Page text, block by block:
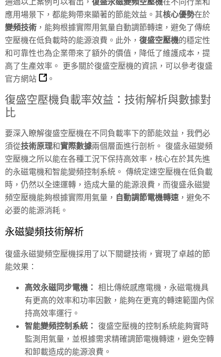
應用場景下，都能夠帶來顯著的節能效益。其核心優勢在於
變頻技術 ，能夠根據實際用氣量自動調節轉速，避免了傳統
空壓機在低負載時的能源浪費。此外， 復盛空壓機的穩定性
和可靠性也為企業帶來了額外的價值，降低了維護成本，提
高了生產效率。 更多關於復盛空壓機的資訊，可以參考復盛
官方網站
。
復盛空壓機負載率效益：技術解析與數據對
比
要深入瞭解復盛空壓機在不同負載率下的節能效益，我們必
須從技術原理和實際數據兩個層面進行剖析。 復盛永磁變頻
空壓機之所以能在各種工況下保持高效率，核心在於其先進
的永磁電機和智能變頻控制系統。 傳統定速空壓機在低負載
時，仍然以全速運轉，造成大量的能源浪費，而復盛永磁變
頻空壓機能夠根據實際用氣量， 自動調節電機轉速 ，避免不
必要的能源消耗。
永磁變頻技術解析
復盛永磁變頻空壓機採用了以下關鍵技術，實現了卓越的節
能效果：
高效永磁同步電機： 相比傳統感應電機，永磁電機具
有更高的效率和功率因數，能夠在更寬的轉速範圍內保
持高效率運行。
智能變頻控制系統： 復盛空壓機的控制系統能夠實時
監測用氣量，並根據需求精確調節電機轉速，避免空轉
和卸載造成的能源浪費。